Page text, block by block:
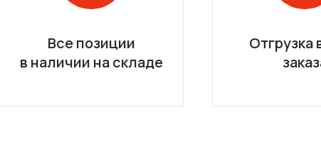
Все позиции
в наличии на складе
Отгрузка